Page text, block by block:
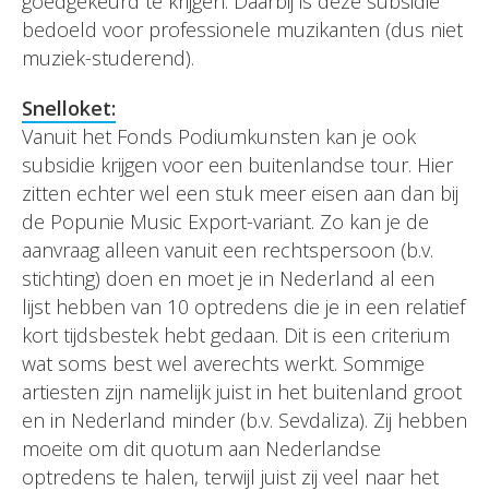
bedoeld voor professionele muzikanten (dus niet
muziek-studerend).
Snelloket:
Vanuit het Fonds Podiumkunsten kan je ook
subsidie krijgen voor een buitenlandse tour. Hier
zitten echter wel een stuk meer eisen aan dan bij
de Popunie Music Export-variant. Zo kan je de
aanvraag alleen vanuit een rechtspersoon (b.v.
stichting) doen en moet je in Nederland al een
lijst hebben van 10 optredens die je in een relatief
kort tijdsbestek hebt gedaan. Dit is een criterium
wat soms best wel averechts werkt. Sommige
artiesten zijn namelijk juist in het buitenland groot
en in Nederland minder (b.v. Sevdaliza). Zij hebben
moeite om dit quotum aan Nederlandse
optredens te halen, terwijl juist zij veel naar het